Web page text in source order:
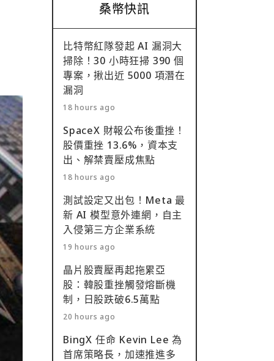
桑幣快訊
比特幣紅隊發起 AI 漏洞大
掃除！30 小時狂掃 390 個
專案，揪出近 5000 項潛在
漏洞
18 hours ago
SpaceX 財報公布後重挫！
股價重挫 13.6%，資本支
出、解禁賣壓成焦點
18 hours ago
測試設定又出包！Meta 最
新 AI 模型意外連網，自主
入侵第三方企業系統
19 hours ago
晶片股賣壓再起拖累亞
股：韓股重挫觸發熔斷機
制，日股跌破6.5萬點
20 hours ago
BingX 任命 Kevin Lee 為
首席策略長，加速推進多